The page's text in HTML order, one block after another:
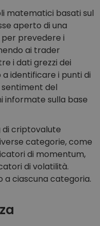
matematici basati sul
aperto di una
prevedere i
ai trader
i dati grezzi dei
identificare i punti di
del
informate sulla base
di criptovalute
categorie, come
di momentum,
di volatilità.
a ciascuna categoria.